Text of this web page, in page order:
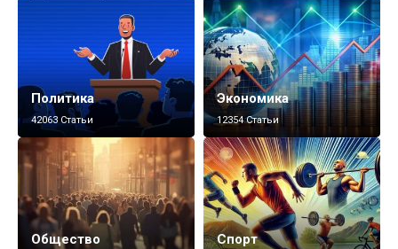
Политика
42063 Статьи
Экономика
12354 Статьи
Общество Спорт